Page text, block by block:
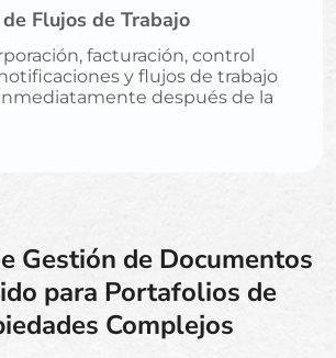
Flujos de Trabajo
facturación, control
y flujos de trabajo
después de la
Gestión de Documentos
para Portafolios de
Complejos